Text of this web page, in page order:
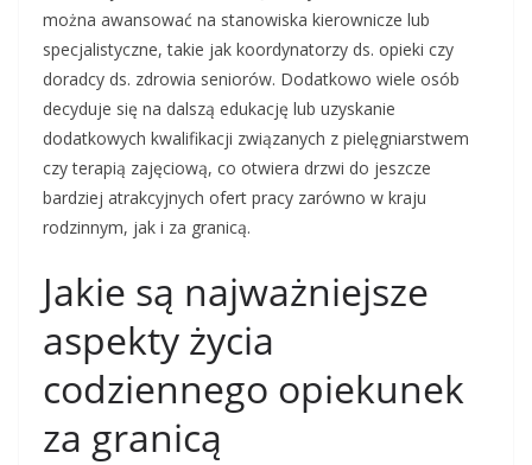
można awansować na stanowiska kierownicze lub
specjalistyczne, takie jak koordynatorzy ds. opieki czy
doradcy ds. zdrowia seniorów. Dodatkowo wiele osób
decyduje się na dalszą edukację lub uzyskanie
dodatkowych kwalifikacji związanych z pielęgniarstwem
czy terapią zajęciową, co otwiera drzwi do jeszcze
bardziej atrakcyjnych ofert pracy zarówno w kraju
rodzinnym, jak i za granicą.
Jakie są najważniejsze
aspekty życia
codziennego opiekunek
za granicą